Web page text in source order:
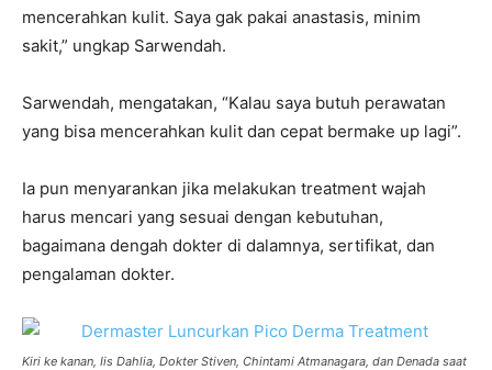
mencerahkan kulit. Saya gak pakai anastasis, minim
sakit,” ungkap Sarwendah.
Sarwendah, mengatakan, “Kalau saya butuh perawatan
yang bisa mencerahkan kulit dan cepat bermake up lagi”.
Ia pun menyarankan jika melakukan treatment wajah
harus mencari yang sesuai dengan kebutuhan,
bagaimana dengah dokter di dalamnya, sertifikat, dan
pengalaman dokter.
Kiri ke kanan, Iis Dahlia, Dokter Stiven, Chintami Atmanagara, dan Denada saat